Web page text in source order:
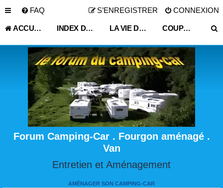
FAQ CONNEXION
S’ENREGISTRER
ACCUEIL INDEX DU FORUM LA VIE DU VOYAGEUR EN CAMPING-CAR ET FOURGON AMÉNAGÉ COUP DE CHAPEAU: AIRE CAMPING-CAR GARAGE ETC...
Forum Camping-Car . Fourgon aménagé .
Van
Entretien et Aménagement
AMÉNAGER SON CAMPING-CAR